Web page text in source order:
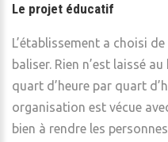
Le projet éducatif
L’établissement a choisi
baliser. Rien n’est laissé
quart d’heure par quart
organisation est vécue
bien à rendre les